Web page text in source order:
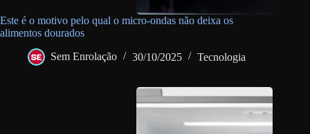
Este é o motivo pelo qual o micro-ondas não deixa os
alimentos dourados
Sem Enrolação 30/10/2025 Tecnologia